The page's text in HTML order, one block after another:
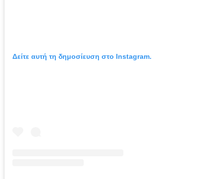
Δείτε αυτή τη δημοσίευση στο Instagram.